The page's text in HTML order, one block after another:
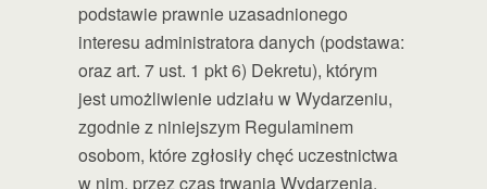
podstawie prawnie uzasadnionego
interesu administratora danych (podstawa:
oraz art. 7 ust. 1 pkt 6) Dekretu), którym
jest umożliwienie udziału w Wydarzeniu,
zgodnie z niniejszym Regulaminem
osobom, które zgłosiły chęć uczestnictwa
w nim, przez czas trwania Wydarzenia.